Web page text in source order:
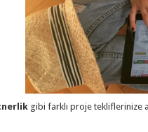
gibi farklı proje tekliflerinize